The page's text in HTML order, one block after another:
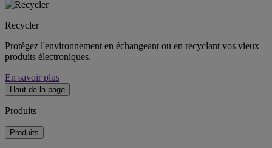
Recycler
Protégez l'environnement en échangeant ou en recyclant vos vieux
produits électroniques.
En savoir plus
Haut de la page
Produits
Produits